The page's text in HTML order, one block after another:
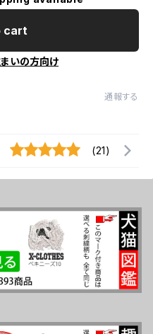
cart
いの方向け
通報する
(21)